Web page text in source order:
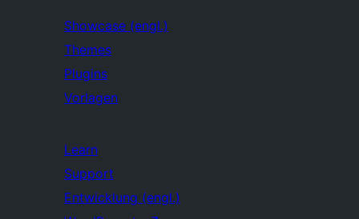
Showcase (engl.)
Themes
Plugins
Vorlagen
Learn
Support
Entwicklung (engl.)